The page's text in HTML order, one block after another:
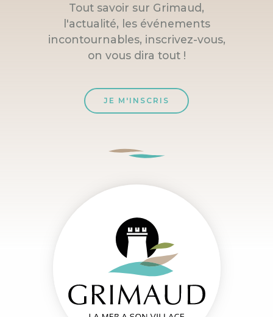
Tout savoir sur Grimaud,
l'actualité, les événements
incontournables, inscrivez-vous,
on vous dira tout !
JE M'INSCRIS